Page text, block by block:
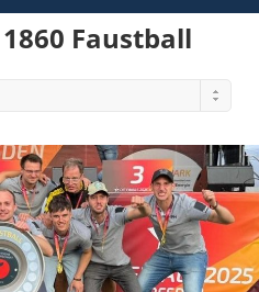
Faustball